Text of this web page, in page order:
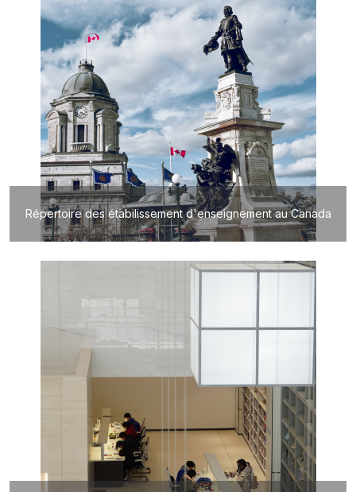
Répertoire des étabilissement d'enseignement au Canada